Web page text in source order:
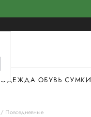
ОДЕЖДА ОБУВЬ СУМКИ
Повседневные